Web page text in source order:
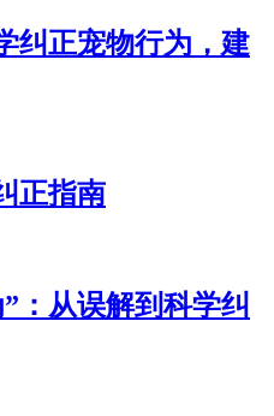
纠正宠物行为，建
正指南
：从误解到科学纠